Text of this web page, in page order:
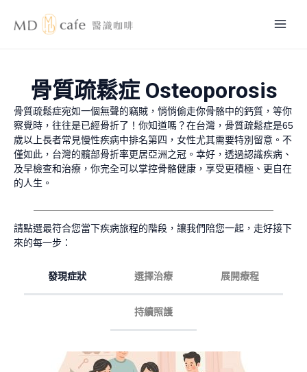
骨質疏鬆症 Osteoporosis
骨質疏鬆症宛如一個無聲的竊賊，悄悄偷走你骨骼中的鈣質，等你
察覺時，往往是已經骨折了！你知道嗎？在台灣，骨質疏鬆症是65
歲以上長者常見慢性疾病中排名第四，女性尤其需要特別留意。不
僅如此，台灣的髖部骨折率更居亞洲之冠。幸好，透過認識疾病、
及早檢查和治療，你完全可以掌控骨骼健康，享受更積極、更自在
的人生。
請點選最符合您當下疾病旅程的階段，讓我們陪您一起，走好接下
來的每一步：
發現症狀 選擇治療 展開療程
持續照護